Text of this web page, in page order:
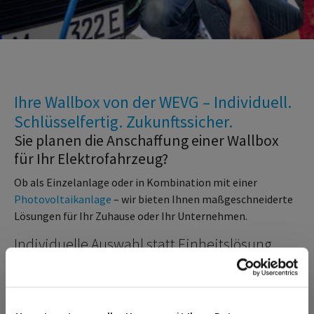
Ihre Wallbox von der WEVG – Individuell.
Schlüsselfertig. Zukunftssicher.
Sie planen die Anschaffung einer Wallbox
für Ihr Elektrofahrzeug?
Ob als Einzelanlage oder in Kombination mit einer
Photovoltaikanlage – wir bieten Ihnen maßgeschneiderte
Lösungen für Ihr Zuhause oder Ihr Unternehmen.
Individuelle Auswahl statt Einheitslösung
Wir setzen bewusst nicht auf eine bestimmte Marke. Denn
jede Liegenschaft, jeder Anspruch und jede Installation ist